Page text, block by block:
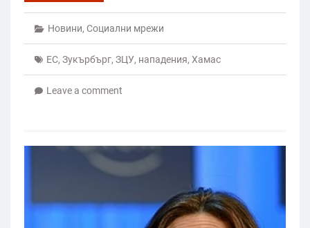
Новини, Социални мрежи
ЕС, Зукърбърг, ЗЦУ, нападения, Хамас
Leave a comment